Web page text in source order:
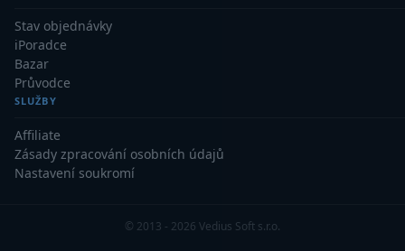
Hobby4
Školní a studentské
Laboratorní
Kapesní
Digitální 10
Stav objednávky
iPoradce
Bazar
Průvodce
SLUŽBY
Affiliate
Zásady zpracování osobních údajů
Nastavení soukromí
© 2013 - 2026 Vedius Soft s.r.o.